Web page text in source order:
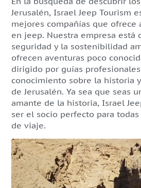
Jerusalén, Israel Jeep Tourism
mejores compañías que ofrece
en jeep. Nuestra empresa está
seguridad y la sostenibilidad
ofrecen aventuras poco
dirigido por guías
conocimiento sobre la historia
de Jerusalén. Ya sea que seas
amante de la historia, Israel
ser el socio perfecto para
de viaje.